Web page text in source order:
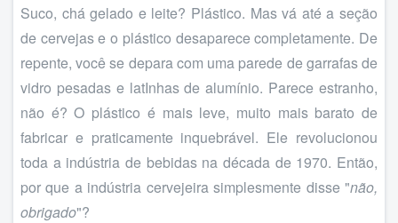
Suco, chá gelado e leite? Plástico. Mas vá até a seção
de cervejas e o plástico desaparece completamente. De
repente, você se depara com uma parede de garrafas de
vidro pesadas e latInhas de alumínio. Parece estranho,
não é? O plástico é mais leve, muito mais barato de
fabricar e praticamente inquebrável. Ele revolucionou
toda a indústria de bebidas na década de 1970. Então,
por que a indústria cervejeira simplesmente disse "não,
obrigado"?